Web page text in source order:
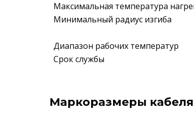
Максимальная температура
Минимальный радиус изгиба
Диапазон рабочих температур
Срок службы
Маркоразмеры